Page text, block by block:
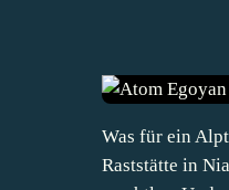
Was für ein
Raststätte in